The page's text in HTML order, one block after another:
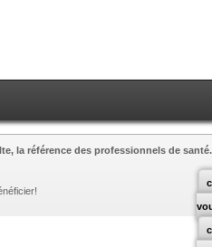
la référence des professionnels de santé.